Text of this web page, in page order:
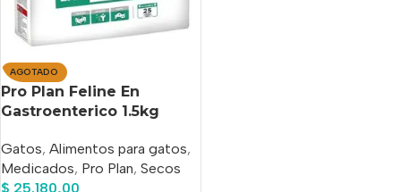
AGOTADO
Pro Plan Feline En
Gastroenterico 1.5kg
Gatos, Alimentos para gatos,
Medicados, Pro Plan, Secos
$ 25.180,00